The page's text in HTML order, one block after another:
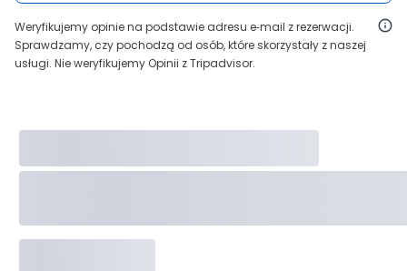
Weryfikujemy opinie na podstawie adresu e‑mail z rezerwacji.
Sprawdzamy, czy pochodzą od osób, które skorzystały z naszej
usługi. Nie weryfikujemy Opinii z Tripadvisor.